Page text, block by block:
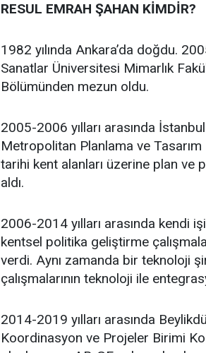
RESUL EMRAH ŞAHAN KİMDİR?
1982 yılında Ankara’da doğdu.
Sanatlar Üniversitesi Mimarlık
Bölümünden mezun oldu.
2005-2006 yılları arasında
Metropolitan Planlama ve Tasarım
tarihi kent alanları üzerine plan
aldı.
2006-2014 yılları arasında kendi
kentsel politika geliştirme
verdi. Aynı zamanda bir teknoloji
çalışmalarının teknoloji ile
2014-2019 yılları arasında
Koordinasyon ve Projeler Birimi